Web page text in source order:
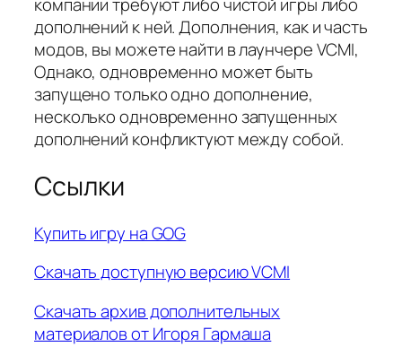
компании требуют либо чистой игры либо
дополнений к ней. Дополнения, как и часть
модов, вы можете найти в лаунчере VCMI,
Однако, одновременно может быть
запущено только одно дополнение,
несколько одновременно запущенных
дополнений конфликтуют между собой.
Ссылки
Купить игру на GOG
Скачать доступную версию VCMI
Скачать архив дополнительных
материалов от Игоря Гармаша